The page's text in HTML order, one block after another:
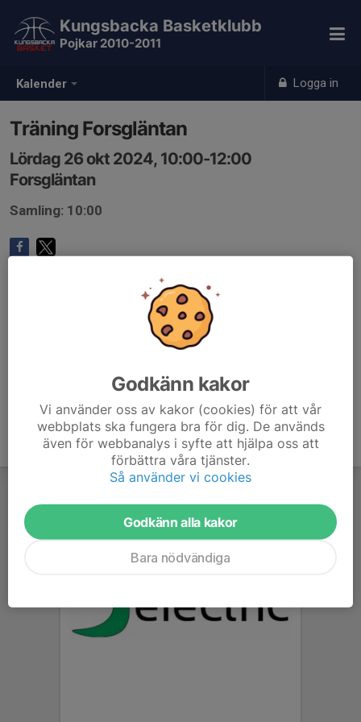
Kalender Logga in
Kungsbacka Basketklubb
Pojkar 2010-2011
Träning Forsgläntan
Lördag 26 okt 2024, 10:00-12:00
Forsgläntan
Samling: 10:00
Godkänn kakor
Vi använder oss av kakor (cookies) för att vår
webbplats ska fungera bra för dig. De används
även för webbanalys i syfte att hjälpa oss att
förbättra våra tjänster.
Så använder vi cookies
Godkänn alla kakor
Bara nödvändiga